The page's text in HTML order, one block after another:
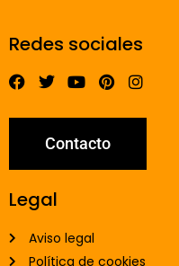
Redes sociales
Contacto
Legal
Aviso legal
Política de cookies